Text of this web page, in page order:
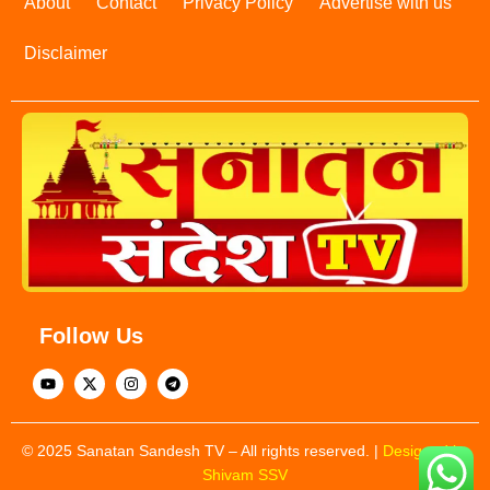
Disclaimer
Follow Us
© 2025 Sanatan Sandesh TV – All rights reserved. | Designed by
Shivam SSV